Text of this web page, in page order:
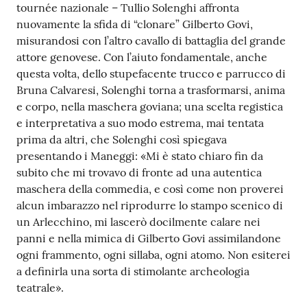
n
l
i
n
e
A
N
P
R
Tutti
gli
argomenti...
Seguici
su
tournée nazionale – Tullio Solenghi affronta
nuovamente la sfida di “clonare” Gilberto Govi,
misurandosi con l’altro cavallo di battaglia del grande
attore genovese. Con l’aiuto fondamentale, anche
questa volta, dello stupefacente trucco e parrucco di
Bruna Calvaresi, Solenghi torna a trasformarsi, anima
e corpo, nella maschera goviana; una scelta registica
e interpretativa a suo modo estrema, mai tentata
prima da altri, che Solenghi così spiegava
presentando i Maneggi: «Mi è stato chiaro fin da
subito che mi trovavo di fronte ad una autentica
maschera della commedia, e così come non proverei
alcun imbarazzo nel riprodurre lo stampo scenico di
un Arlecchino, mi lascerò docilmente calare nei
panni e nella mimica di Gilberto Govi assimilandone
ogni frammento, ogni sillaba, ogni atomo. Non esiterei
a definirla una sorta di stimolante archeologia
teatrale».